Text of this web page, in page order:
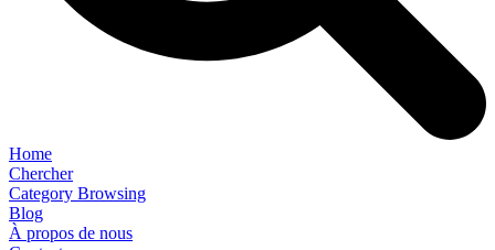
Home
Chercher
Category Browsing
Blog
À propos de nous